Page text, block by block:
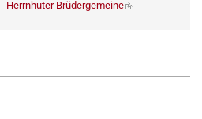
Herrnhuter Brüdergemeine(externer